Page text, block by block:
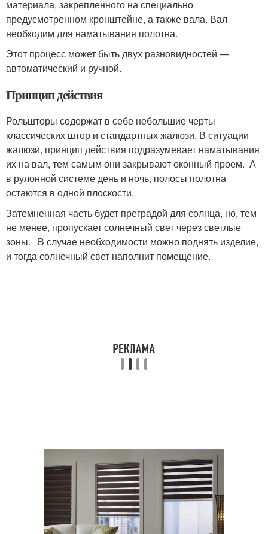
материала, закрепленного на специально
предусмотренном кронштейне, а также вала. Вал
необходим для наматывания полотна.
Этот процесс может быть двух разновидностей —
автоматический и ручной.
Принцип действия
Рольшторы содержат в себе небольшие черты
классических штор и стандартных жалюзи. В ситуации
жалюзи, принцип действия подразумевает наматывания
их на вал, тем самым они закрывают оконный проем. А
в рулонной системе день и ночь, полосы полотна
остаются в одной плоскости.
Затемненная часть будет преградой для солнца, но, тем
не менее, пропускает солнечный свет через светлые
зоны. В случае необходимости можно поднять изделие,
и тогда солнечный свет наполнит помещение.